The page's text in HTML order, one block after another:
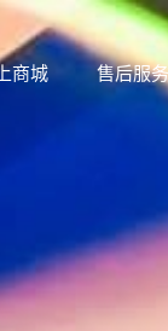
商城 售后服